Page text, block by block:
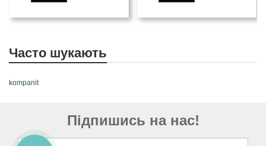
Часто шукають
kompanit
Підпишись на нас!